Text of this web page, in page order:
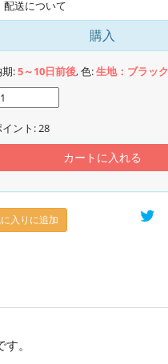
配送について
購入
:5～10日前後, 色:生地：ブラック
ント:28
カートに入れる
入りに追加
。